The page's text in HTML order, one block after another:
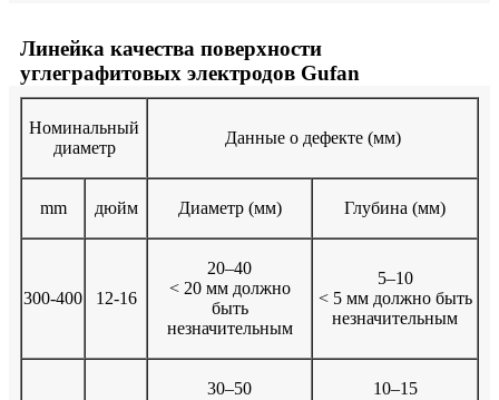
Линейка качества поверхности
углеграфитовых электродов Gufan
Номинальный
диаметр
Данные о дефекте (мм)
mm дюйм Диаметр (мм) Глубина (мм)
300-400 12-16
20–40
< 20 мм должно
быть
незначительным
5–10
< 5 мм должно быть
незначительным
30–50
10–15